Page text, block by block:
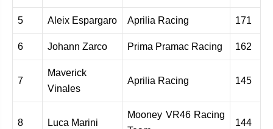
5 Aleix Espargaro Aprilia Racing 171
6 Johann Zarco Prima Pramac Racing 162
7
Maverick
Vinales
Aprilia Racing 145
8 Luca Marini
Mooney VR46 Racing
144